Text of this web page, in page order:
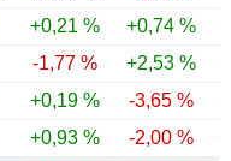
+0,21 % +0,74 %
-1,77 % +2,53 %
+0,19 % -3,65 %
+0,93 % -2,00 %